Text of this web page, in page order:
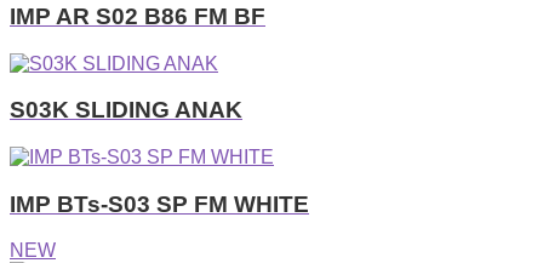
IMP AR S02 B86 FM BF
S03K SLIDING ANAK
IMP BTs-S03 SP FM WHITE
NEW